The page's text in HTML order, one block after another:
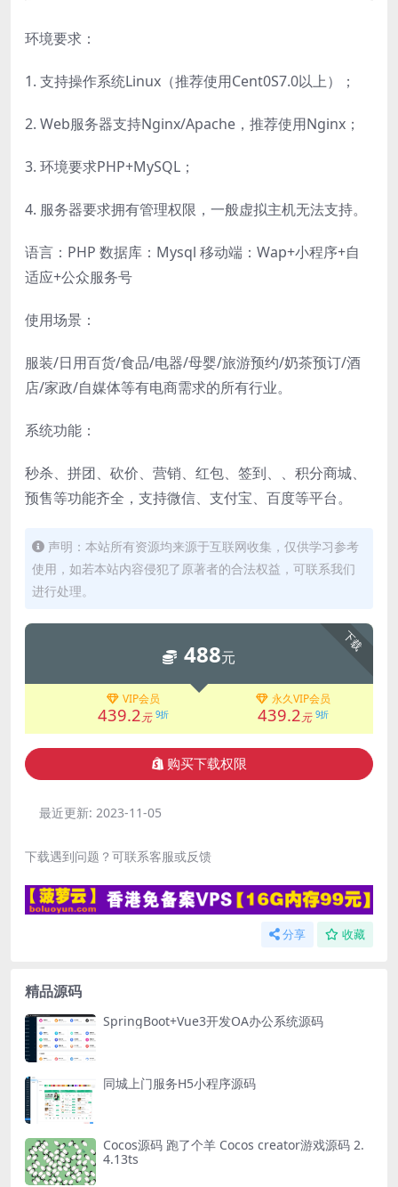
环境要求：
1. 支持操作系统Linux（推荐使用Cent0S7.0以上）；
2. Web服务器支持Nginx/Apache，推荐使用Nginx；
3. 环境要求PHP+MySQL；
4. 服务器要求拥有管理权限，一般虚拟主机无法支持。
语言：PHP 数据库：Mysql 移动端：Wap+小程序+自
适应+公众服务号
使用场景：
服装/日用百货/食品/电器/母婴/旅游预约/奶茶预订/酒
店/家政/自媒体等有电商需求的所有行业。
系统功能：
秒杀、拼团、砍价、营销、红包、签到、、积分商城、
预售等功能齐全，支持微信、支付宝、百度等平台。
声明：本站所有资源均来源于互联网收集，仅供学习参考
使用，如若本站内容侵犯了原著者的合法权益，可联系我们
进行处理。
下载
488元
VIP会员
439.2元 9折
永久VIP会员
439.2元 9折
购买下载权限
最近更新: 2023-11-05
下载遇到问题？可联系客服或反馈
分享 收藏
精品源码
SpringBoot+Vue3开发OA办公系统源码
同城上门服务H5小程序源码
Cocos源码 跑了个羊 Cocos creator游戏源码 2.
4.13ts